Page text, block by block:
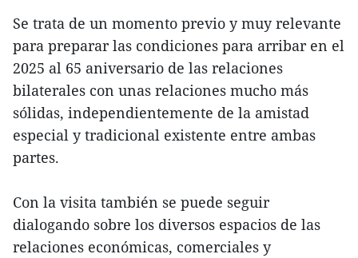
Se trata de un momento previo y muy relevante
para preparar las condiciones para arribar en el
2025 al 65 aniversario de las relaciones
bilaterales con unas relaciones mucho más
sólidas, independientemente de la amistad
especial y tradicional existente entre ambas
partes.
Con la visita también se puede seguir
dialogando sobre los diversos espacios de las
relaciones económicas, comerciales y